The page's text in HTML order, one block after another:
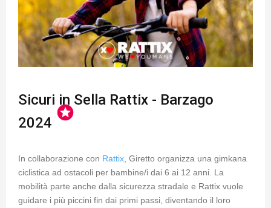
Sicuri in Sella Rattix - Barzago
2024
stars
In collaborazione con Rattix , Giretto organizza una gimkana
ciclistica ad ostacoli per bambine/i dai 6 ai 12 anni. La
mobilità parte anche dalla sicurezza stradale e Rattix vuole
guidare i più piccini fin dai primi passi, diventando il loro